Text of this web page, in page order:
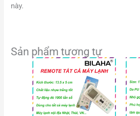
này.
Sản phẩm tương tự